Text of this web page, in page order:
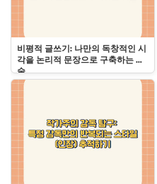
비평적 글쓰기: 나만의 독창적인 시
각을 논리적 문장으로 구축하는 기
술